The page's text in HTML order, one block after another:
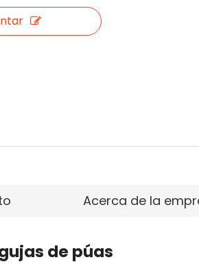
Acerca de la
de púas